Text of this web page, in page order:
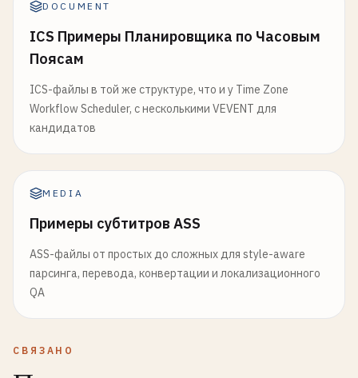
DOCUMENT
ICS Примеры Планировщика по Часовым
Поясам
ICS-файлы в той же структуре, что и у Time Zone
Workflow Scheduler, с несколькими VEVENT для
кандидатов
MEDIA
Примеры субтитров ASS
ASS-файлы от простых до сложных для style-aware
парсинга, перевода, конвертации и локализационного
QA
СВЯЗАНО